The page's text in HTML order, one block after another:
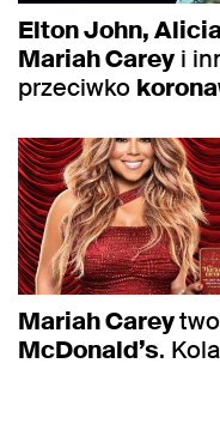
Elton John,
Mariah Carey i
przeciwko
Mariah Carey
McDonald’s.